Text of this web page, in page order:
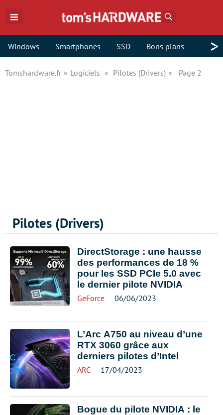
Windows Smartphones SSD Bons plans >
Tomshardware.fr Logiciels Pilotes (Drivers) Page 2
Pilotes (Drivers)
DirectStorage : une hausse
des performances de 18 %
pour les SSD PCIe 5.0 avec
le dernier pilote NVIDIA
GeForce 06/06/2023
L’Arc A750 au niveau d’une
RTX 3060 grâce aux
derniers pilotes d’Intel
ARC 17/04/2023
Bogue du pilote NVIDIA : le